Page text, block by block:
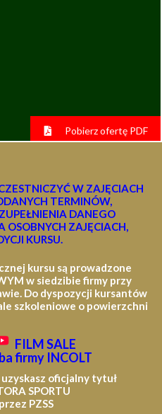
Pobierz ofertę PDF
W ZAJĘCIACH
TERMINÓW,
DANEGO
OSOBNYCH ZAJĘCIACH,
KURSU.
kursu są prowadzone
w siedzibie firmy przy
Do dyspozycji kursantów
szkoleniowe o powierzchni
FILM SALE
firmy INCOLT
oficjalny tytuł
SPORTU
PZSS